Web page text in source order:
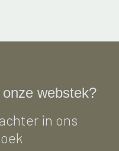
webstek?
in ons